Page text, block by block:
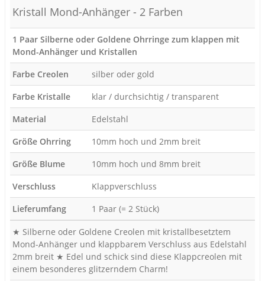
Kristall Mond-Anhänger - 2 Farben
1 Paar Silberne oder Goldene Ohrringe zum klappen mit
Mond-Anhänger und Kristallen
Farbe Creolen
silber oder gold
Farbe Kristalle
klar / durchsichtig / transparent
Material
Edelstahl
Größe Ohrring
10mm hoch und 2mm breit
Größe Blume
10mm hoch und 8mm breit
Verschluss
Klappverschluss
Lieferumfang
1 Paar (= 2 Stück)
★ Silberne oder Goldene Creolen mit kristallbesetztem
Mond-Anhänger und klappbarem Verschluss aus Edelstahl
2mm breit ★ Edel und schick sind diese Klappcreolen mit
einem besonderes glitzerndem Charm!